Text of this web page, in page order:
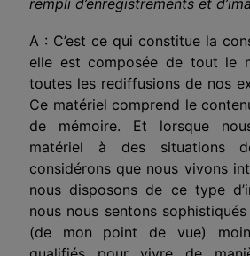
A : C’est ce qui constitue la
elle est composée de tout le
toutes les rediffusions de nos
Ce matériel comprend le
de mémoire. Et lorsque
matériel à des situations
considérons que nous vivons
nous disposons de ce type
nous nous sentons
(de mon point de vue)